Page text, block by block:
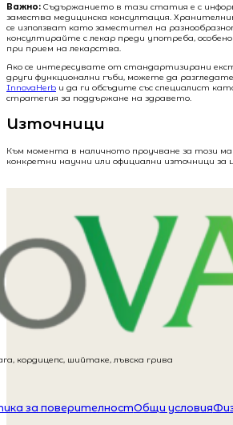
Важно: Съдържанието в тази статия е с
замества медицинска консултация.
се използват като заместител на
консултирайте с лекар преди употреба,
при прием на лекарства.
Ако се интересувате от стандартизирани
други функционални гъби, можете да
InnovaHerb и да ги обсъдите със специалист
стратегия за поддържане на здравето.
Източници
Към момента в наличното проучване за този
конкретни научни или официални източници за
кордицепс, шийтаке, лъвска грива
за поверителностОбщи условия